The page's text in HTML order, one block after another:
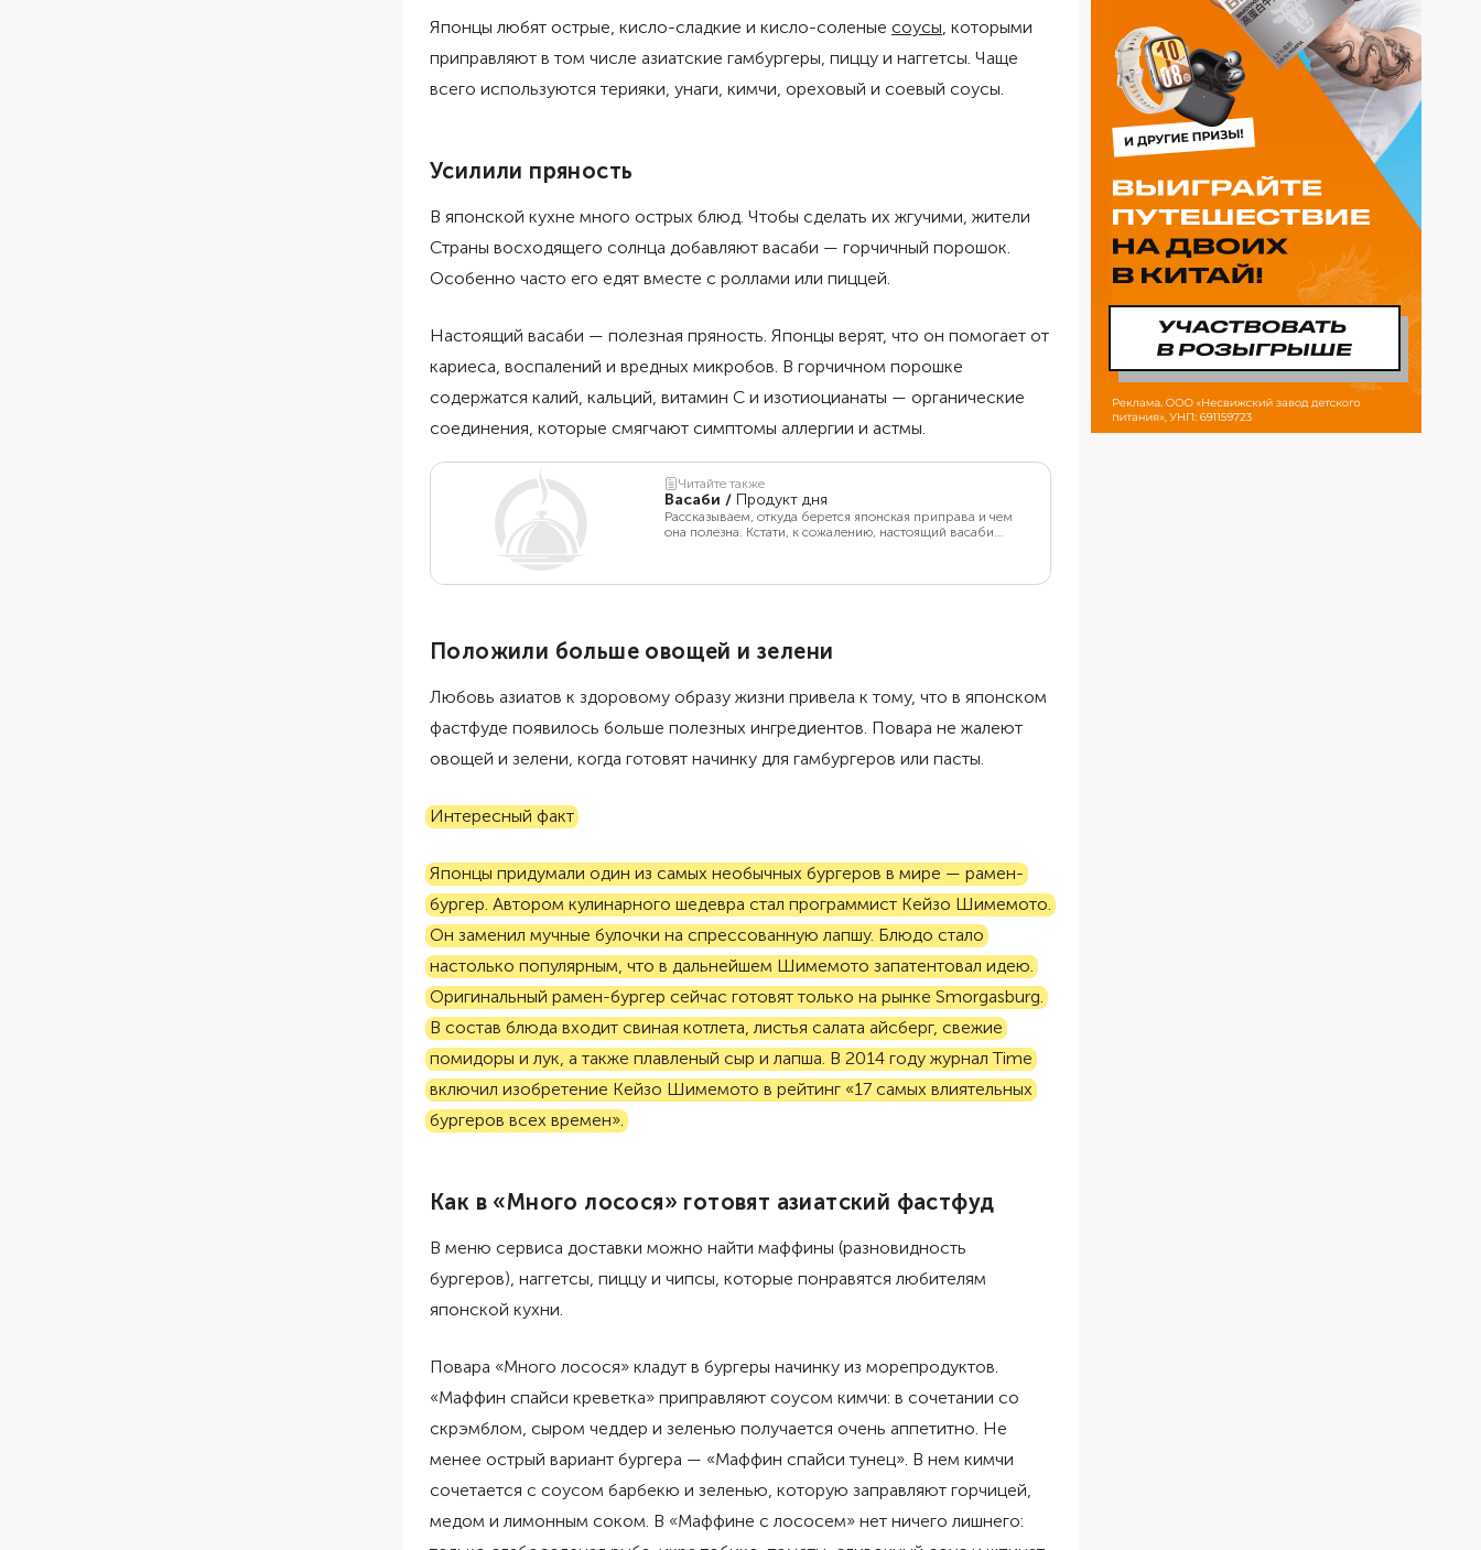
Японцы любят острые, кисло-сладкие и кисло-соленые соусы, которыми
приправляют в том числе азиатские гамбургеры, пиццу и наггетсы. Чаще
всего используются терияки, унаги, кимчи, ореховый и соевый соусы.
Усилили пряность
В японской кухне много острых блюд. Чтобы сделать их жгучими, жители
Страны восходящего солнца добавляют васаби — горчичный порошок.
Особенно часто его едят вместе с роллами или пиццей.
Настоящий васаби — полезная пряность. Японцы верят, что он помогает от
кариеса, воспалений и вредных микробов. В горчичном порошке
содержатся калий, кальций, витамин С и изотиоцианаты — органические
соединения, которые смягчают симптомы аллергии и астмы.
Читайте также
Васаби / Продукт дня
Рассказываем, откуда берется японская приправа и чем
она полезна. Кстати, к сожалению, настоящий васаби
Положили больше овощей и зелени
Любовь азиатов к здоровому образу жизни привела к тому, что в японском
фастфуде появилось больше полезных ингредиентов. Повара не жалеют
овощей и зелени, когда готовят начинку для гамбургеров или пасты.
Интересный факт
Японцы придумали один из самых необычных бургеров в мире — рамен-
бургер. Автором кулинарного шедевра стал программист Кейзо Шимемото.
Он заменил мучные булочки на спрессованную лапшу. Блюдо стало
настолько популярным, что в дальнейшем Шимемото запатентовал идею.
Оригинальный рамен-бургер сейчас готовят только на рынке Smorgasburg.
В состав блюда входит свиная котлета, листья салата айсберг, свежие
помидоры и лук, а также плавленый сыр и лапша. В 2014 году журнал Time
включил изобретение Кейзо Шимемото в рейтинг «17 самых влиятельных
бургеров всех времен».
Как в «Много лосося» готовят азиатский фастфуд
В меню сервиса доставки можно найти маффины (разновидность
бургеров), наггетсы, пиццу и чипсы, которые понравятся любителям
японской кухни.
Повара «Много лосося» кладут в бургеры начинку из морепродуктов.
«Маффин спайси креветка» приправляют соусом кимчи: в сочетании со
скрэмблом, сыром чеддер и зеленью получается очень аппетитно. Не
менее острый вариант бургера — «Маффин спайси тунец». В нем кимчи
сочетается с соусом барбекю и зеленью, которую заправляют горчицей,
медом и лимонным соком. В «Маффине с лососем» нет ничего лишнего: